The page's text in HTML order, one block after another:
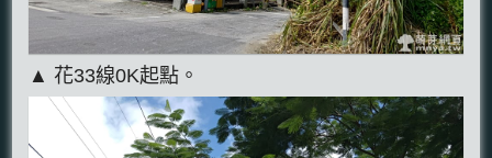
▲ 花33線0K起點。